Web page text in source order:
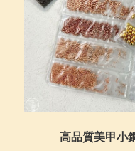
高品質美甲小